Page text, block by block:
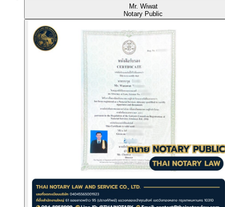
Mr. Wiwat
Notary Public